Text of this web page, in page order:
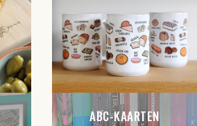
ABC-KAARTEN